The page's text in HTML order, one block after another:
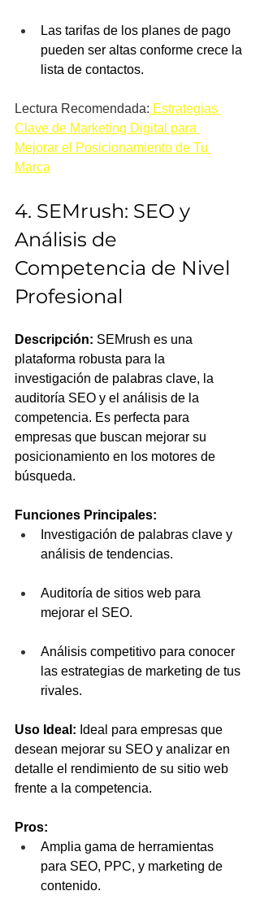
Las tarifas de los planes de pago
pueden ser altas conforme crece la
lista de contactos.
Lectura Recomendada: Estrategias
Clave de Marketing Digital para
Mejorar el Posicionamiento de Tu
Marca
4. SEMrush: SEO y
Análisis de
Competencia de Nivel
Profesional
Descripción: SEMrush es una
plataforma robusta para la
investigación de palabras clave, la
auditoría SEO y el análisis de la
competencia. Es perfecta para
empresas que buscan mejorar su
posicionamiento en los motores de
búsqueda.
Funciones Principales:
Investigación de palabras clave y
análisis de tendencias.
Auditoría de sitios web para
mejorar el SEO.
Análisis competitivo para conocer
las estrategias de marketing de tus
rivales.
Uso Ideal: Ideal para empresas que
desean mejorar su SEO y analizar en
detalle el rendimiento de su sitio web
frente a la competencia.
Pros:
Amplia gama de herramientas
para SEO, PPC, y marketing de
contenido.